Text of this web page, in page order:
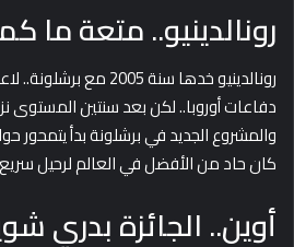
رونالدينيو.. متعة ما
رونالدينيو خدها سنة
دفاعات أوروبا.. لكن بعد سنتين المستوى
والمشروع الجديد في برشلونة بدأ يتمحور
كان حاد من الأفضل في العالم لرحيل
أوين.. الجائزة بدري